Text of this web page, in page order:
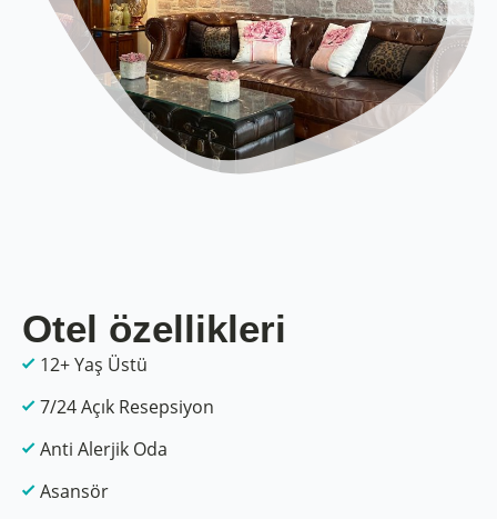
Otel özellikleri
12+ Yaş Üstü
7/24 Açık Resepsiyon
Anti Alerjik Oda
Asansör